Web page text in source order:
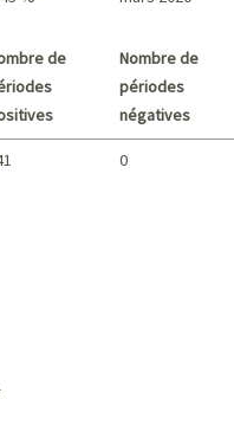
de
Nombre de
périodes
négatives
0